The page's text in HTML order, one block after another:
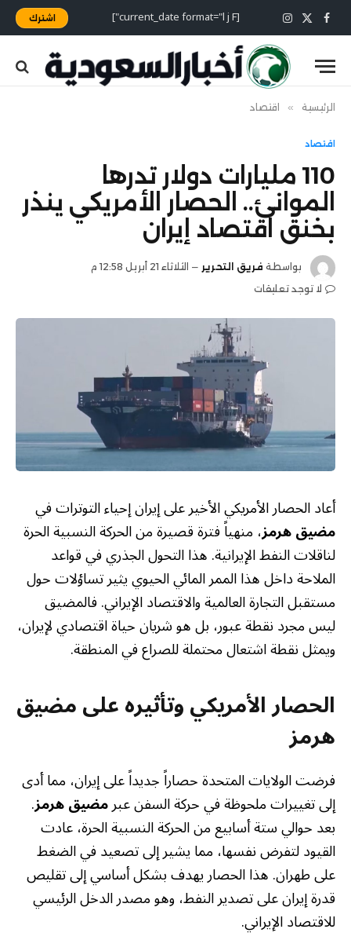
فيسبوك
X
(Twitter)
الانستغرام [current_date format="l j F"] اشترك
الرئيسية » اقتصاد
اقتصاد
110 مليارات دولار تدرها
الموانئ.. الحصار الأمريكي ينذر
بخنق اقتصاد إيران
بواسطة فريق التحرير
الثلاثاء 21 أبريل 12:58 م
لا توجد تعليقات
أعاد الحصار الأمريكي الأخير على إيران إحياء التوترات في
مضيق هرمز، منهياً فترة قصيرة من الحركة النسبية الحرة
لناقلات النفط الإيرانية. هذا التحول الجذري في قواعد
الملاحة داخل هذا الممر المائي الحيوي يثير تساؤلات حول
مستقبل التجارة العالمية والاقتصاد الإيراني. فالمضيق
ليس مجرد نقطة عبور، بل هو شريان حياة اقتصادي لإيران،
ويمثل نقطة اشتعال محتملة للصراع في المنطقة.
الحصار الأمريكي وتأثيره على مضيق
هرمز
فرضت الولايات المتحدة حصاراً جديداً على إيران، مما أدى
إلى تغييرات ملحوظة في حركة السفن عبرمضيق هرمز.
بعد حوالي ستة أسابيع من الحركة النسبية الحرة، عادت
القيود لتفرض نفسها، مما يشير إلى تصعيد في الضغط
على طهران. هذا الحصار يهدف بشكل أساسي إلى تقليص
قدرة إيران على تصدير النفط، وهو مصدر الدخل الرئيسي
للاقتصاد الإيراني.